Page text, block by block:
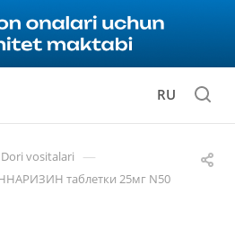
RU
Dori vositalari —
таблетки 25мг N50